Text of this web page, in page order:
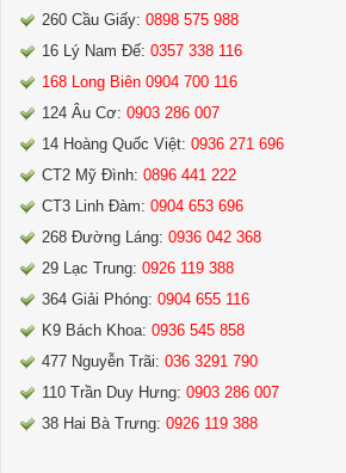
260 Cầu Giấy: 0898 575 988
16 Lý Nam Đế: 0357 338 116
168 Long Biên 0904 700 116
124 Âu Cơ: 0903 286 007
14 Hoàng Quốc Việt: 0936 271 696
CT2 Mỹ Đình: 0896 441 222
CT3 Linh Đàm: 0904 653 696
268 Đường Láng: 0936 042 368
29 Lạc Trung: 0926 119 388
364 Giải Phóng: 0904 655 116
K9 Bách Khoa: 0936 545 858
477 Nguyễn Trãi: 036 3291 790
110 Trần Duy Hưng: 0903 286 007
38 Hai Bà Trưng: 0926 119 388